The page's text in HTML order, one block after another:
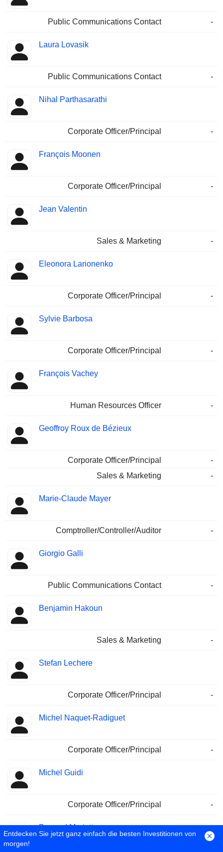
Public Communications Contact -
Laura Lovasik
Public Communications Contact -
Nihal Parthasarathi
Corporate Officer/Principal -
François Moonen
Corporate Officer/Principal -
Jean Valentin
Sales & Marketing -
Eleonora Larionenko
Corporate Officer/Principal -
Sylvie Barbosa
Corporate Officer/Principal -
François Vachey
Human Resources Officer -
Geoffroy Roux de Bézieux
Corporate Officer/Principal
-
Sales & Marketing
-
Marie-Claude Mayer
Comptroller/Controller/Auditor -
Giorgio Galli
Public Communications Contact -
Benjamin Hakoun
Sales & Marketing -
Stefan Lechere
Corporate Officer/Principal -
Michel Naquet-Radiguet
Corporate Officer/Principal -
Michel Guidi
Corporate Officer/Principal -
Bernard Mariette
Entdecken Sie jetzt ganz einfach die besten Investitionen von
morgen!